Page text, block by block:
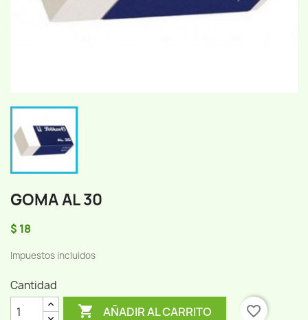
GOMA AL 30
$ 18
Impuestos incluidos
Cantidad
 AÑADIR AL CARRITO favorite_border